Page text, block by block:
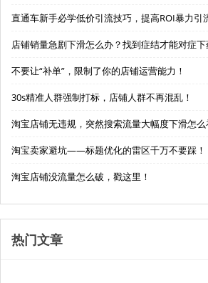
直通车新手必学低价引流技巧，提高ROI暴力引
店铺销量急剧下滑怎么办？找到症结才能对症下
不要让“补单”，限制了你的店铺运营能力！
30s精准人群强制打标，店铺人群不再混乱！
淘宝店铺无违规，突然搜索流量大幅度下滑怎么
淘宝卖家避坑——标题优化的雷区千万不要踩！
淘宝店铺没流量怎么破，戳这里！
热门文章